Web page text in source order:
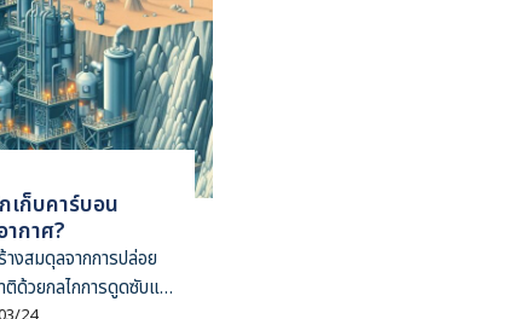
เก็บคาร์บอน
กาศ?
างสมดุลจากการปล่อย
ด้วยกลไกการดูดซับแก๊ส